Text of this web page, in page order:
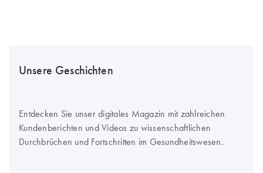
Unsere Geschichten
Entdecken Sie unser digitales Magazin mit zahlreichen
Kundenberichten und Videos zu wissenschaftlichen
Durchbrüchen und Fortschritten im Gesundheitswesen.